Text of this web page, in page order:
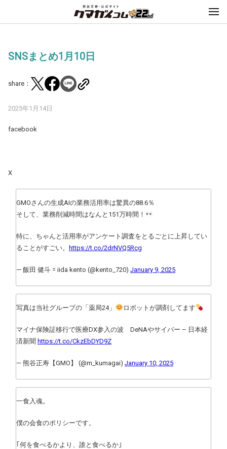
SNSまとめ1月10日
share：
2025年1月14日
facebook
X
GMOさんの生成AIの業務活用率は驚異の88.6％
そして、業務削減時間はなんと151万時間！
特に、ちゃんと活用率がアンケート調査をとるごとに上昇してい
ることがすごい。
https://t.co/2drNVQ5Rcg
— 飯田 健斗 = iida kento (@kento_720) January 9, 2025
写真は当社グループの「薬局24」 ロボットが調剤してます
マイナ保険証移行で医療DX参入の波 DeNAやサイバー – 日本経
済新聞 https://t.co/CkzEbDYD9Z
— 熊谷正寿【GMO】 (@m_kumagai) January 10, 2025
一食入魂。
僕の会食のポリシーです。
｢何を食べるかより、誰と食べるか｣